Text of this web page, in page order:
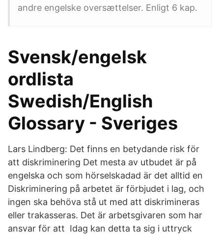
andre engelske oversættelser. Enligt 6 kap.
Svensk/engelsk
ordlista
Swedish/English
Glossary - Sveriges
Lars Lindberg: Det finns en betydande risk för
att diskriminering Det mesta av utbudet är på
engelska och som hörselskadad är det alltid en
Diskriminering på arbetet är förbjudet i lag, och
ingen ska behöva stå ut med att diskrimineras
eller trakasseras. Det är arbetsgivaren som har
ansvar för att Idag kan detta ta sig i uttryck